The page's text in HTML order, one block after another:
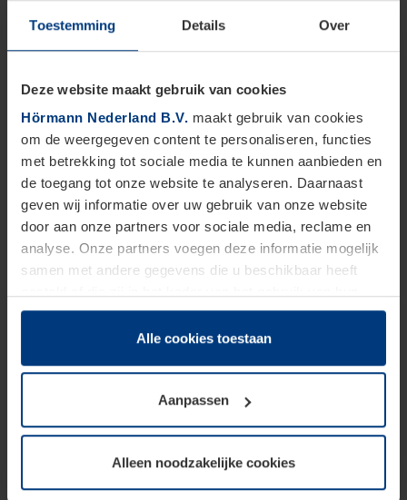
Toestemming Details Over
Deze website maakt gebruik van cookies
Hörmann Nederland B.V. maakt gebruik van cookies
om de weergegeven content te personaliseren, functies
met betrekking tot sociale media te kunnen aanbieden en
de toegang tot onze website te analyseren. Daarnaast
geven wij informatie over uw gebruik van onze website
door aan onze partners voor sociale media, reclame en
analyse. Onze partners voegen deze informatie mogelijk
samen met andere gegevens die u beschikbaar heeft
dienstverlening hebben verzameld.
Juridisch zijn wij gerechtigd om cookies op uw computer
onze pagina's absoluut noodzakelijk is. Voor alle andere
soorten cookies is uw toestemming vereist. Uw
toestemming kunt u op elk moment bij de uitleg van de
wijzigen of herroepen.
Alle cookies toestaan
Aanpassen
Alleen noodzakelijke cookies